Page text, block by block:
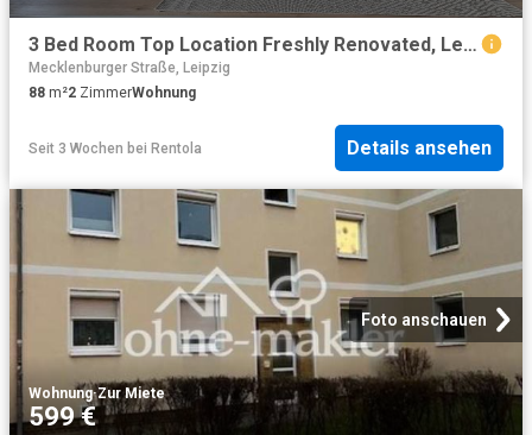
3 Bed Room Top Location Freshly Renovated, Leipzig Amsterdam Apartments for Rent
Mecklenburger Straße, Leipzig
88 m²2 ZimmerWohnung
Seit 3 Wochen bei Rentola Details ansehen
Foto anschauen
Wohnung·Zur Miete
599 €